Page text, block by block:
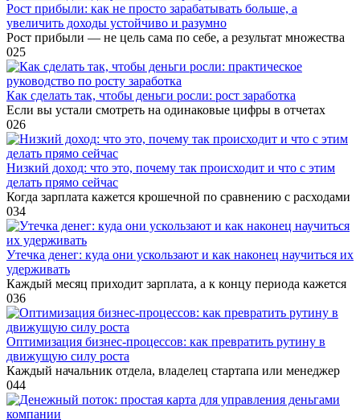
Рост прибыли: как не просто зарабатывать больше, а
увеличить доходы устойчиво и разумно
Рост прибыли — не цель сама по себе, а результат множества
025
Как сделать так, чтобы деньги росли: рост заработка
Если вы устали смотреть на одинаковые цифры в отчетах
026
Низкий доход: что это, почему так происходит и что с этим
делать прямо сейчас
Когда зарплата кажется крошечной по сравнению с расходами
034
Утечка денег: куда они ускользают и как наконец научиться их
удерживать
Каждый месяц приходит зарплата, а к концу периода кажется
036
Оптимизация бизнес-процессов: как превратить рутину в
движущую силу роста
Каждый начальник отдела, владелец стартапа или менеджер
044